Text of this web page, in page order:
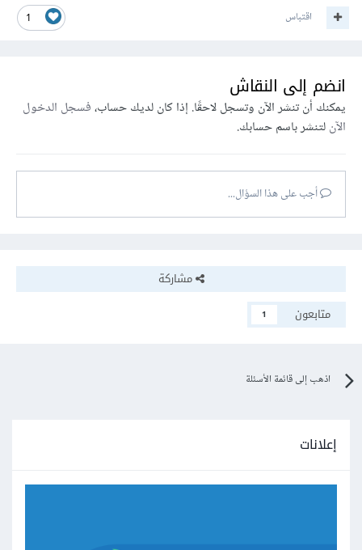
1 اقتباس
انضم إلى النقاش
يمكنك أن تنشر الآن وتسجل لاحقًا. إذا كان لديك حساب،فسجل الدخول
الآنلتنشر باسم حسابك.
أجب على هذا السؤال...
مشاركة
متابعون
1
اذهب إلى قائمة الأسئلة
إعلانات